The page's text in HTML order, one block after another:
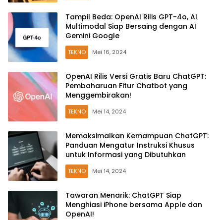
Tampil Beda: OpenAI Rilis GPT-4o, AI
Multimodal Siap Bersaing dengan AI
Gemini Google
TEKNO Mei 16, 2024
OpenAI Rilis Versi Gratis Baru ChatGPT:
Pembaharuan Fitur Chatbot yang
Menggembirakan!
TEKNO Mei 14, 2024
Memaksimalkan Kemampuan ChatGPT:
Panduan Mengatur Instruksi Khusus
untuk Informasi yang Dibutuhkan
TEKNO Mei 14, 2024
Tawaran Menarik: ChatGPT Siap
Menghiasi iPhone bersama Apple dan
OpenAI!